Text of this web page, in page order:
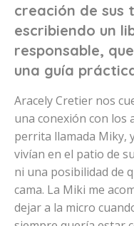
creación de sus
escribiendo un
responsable,
una guía
Aracely Cretier nos
una conexión con los
perrita llamada Miky,
vivían en el patio de
ni una posibilidad de
cama. La Miki me
dejar a la micro